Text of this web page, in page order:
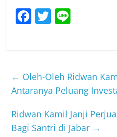
F
b
o
o
k
T
← Oleh-Oleh Ridwan
Antaranya Peluang
Ridwan Kamil Janji
Bagi Santri di Jabar →